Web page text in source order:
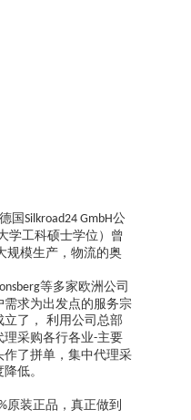
国 Silkroad24 GmbH公
学工科硕士学位）曾
规模生产，物流的奥
等多家欧洲公司
求为出发点的服务宗
了， 利用公司总部
采购各行各业-主要
了拼单，集中代理采
低。
原装正品，真正做到